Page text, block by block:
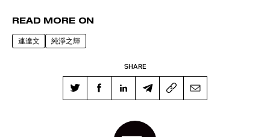
READ MORE ON
連達文 純淨之輝
SHARE